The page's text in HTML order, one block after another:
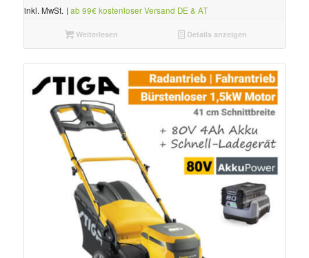
inkl. MwSt. | ab 99€ kostenloser Versand DE & AT
Weiterlesen Details anzeigen